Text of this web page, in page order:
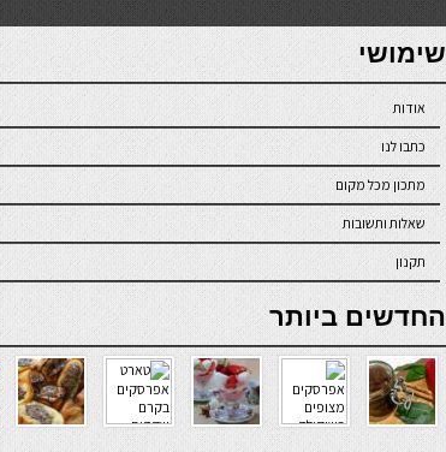
7slots
seriöse online casinos österreich
שימושי
אודות
כתבו לנו
מתכון מכל מקום
שאלות ותשובות
תקנון
online casino
החדשים ביותר